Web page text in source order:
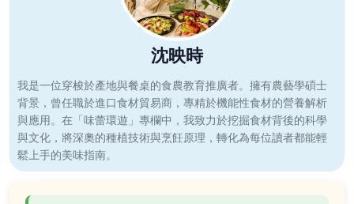
沈映時
我是一位穿梭於產地與餐桌的食農教育推廣者。擁有農藝學碩士
背景，曾任職於進口食材貿易商，專精於機能性食材的營養解析
與應用。在「味蕾環遊」專欄中，我致力於挖掘食材背後的科學
與文化，將深奧的種植技術與烹飪原理，轉化為每位讀者都能輕
鬆上手的美味指南。